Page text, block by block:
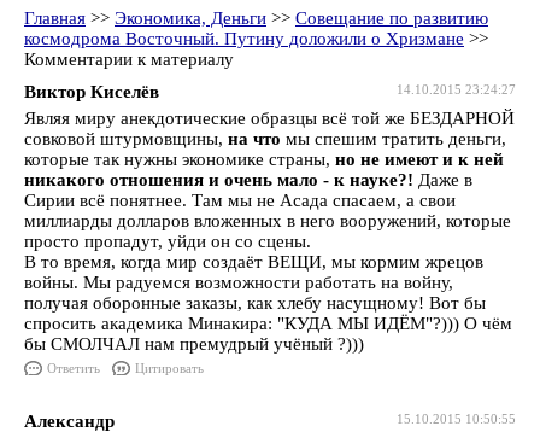
Главная >> Экономика, Деньги >> Совещание по развитию
космодрома Восточный. Путину доложили о Хризмане >>
Комментарии к материалу
14.10.2015 23:24:27
Виктор Киселёв
Являя миру анекдотические образцы всё той же БЕЗДАРНОЙ
совковой штурмовщины, на что мы спешим тратить деньги,
которые так нужны экономике страны, но не имеют и к ней
никакого отношения и очень мало - к науке?! Даже в
Сирии всё понятнее. Там мы не Асада спасаем, а свои
миллиарды долларов вложенных в него вооружений, которые
просто пропадут, уйди он со сцены.
В то время, когда мир создаёт ВЕЩИ, мы кормим жрецов
войны. Мы радуемся возможности работать на войну,
получая оборонные заказы, как хлебу насущному! Вот бы
спросить академика Минакира: "КУДА МЫ ИДЁМ"?))) О чём
бы СМОЛЧАЛ нам премудрый учёный ?)))
Ответить Цитировать
15.10.2015 10:50:55
Александр